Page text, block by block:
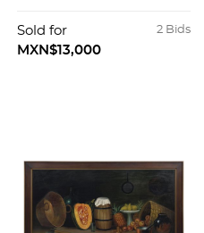
Elaborados en seda
bordada. 101 x 46 cm.
2 Bids
Sold for
MXN$13,000